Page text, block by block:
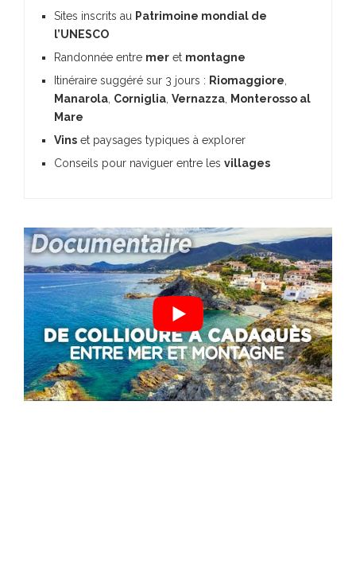
Sites inscrits au Patrimoine mondial de
l’UNESCO
Randonnée entre mer et montagne
Itinéraire suggéré sur 3 jours : Riomaggiore
Manarola Corniglia Vernazza
Monterosso al
Mare
Vins et paysages typiques à explorer
Conseils pour naviguer entre les villages